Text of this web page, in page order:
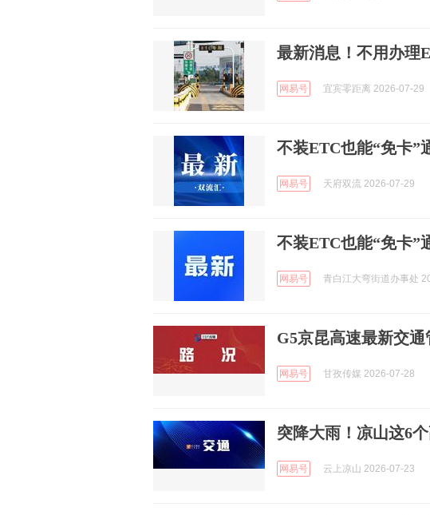
最新消息！不用办理
网易号 宜宾零距离 2026-07-29
不装ETC也能“免卡”
网易号 天府双流 2026-07-29
不装ETC也能“免卡”
网易号 青白江大弯街道办事处
G5京昆高速最新交
网易号 甘孜传媒 2026-07-28
突降大雨！凉山这6
网易号 云上凉山 2026-07-23